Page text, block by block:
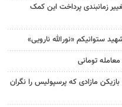
زمانبندی پرداخت این کمک
ستوانیکم «نورالله نارویی»
تومانی
مازادی که پرسپولیس را نگران